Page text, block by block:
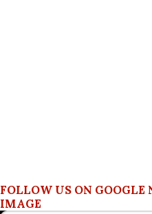
FOLLOW US ON
IMAGE